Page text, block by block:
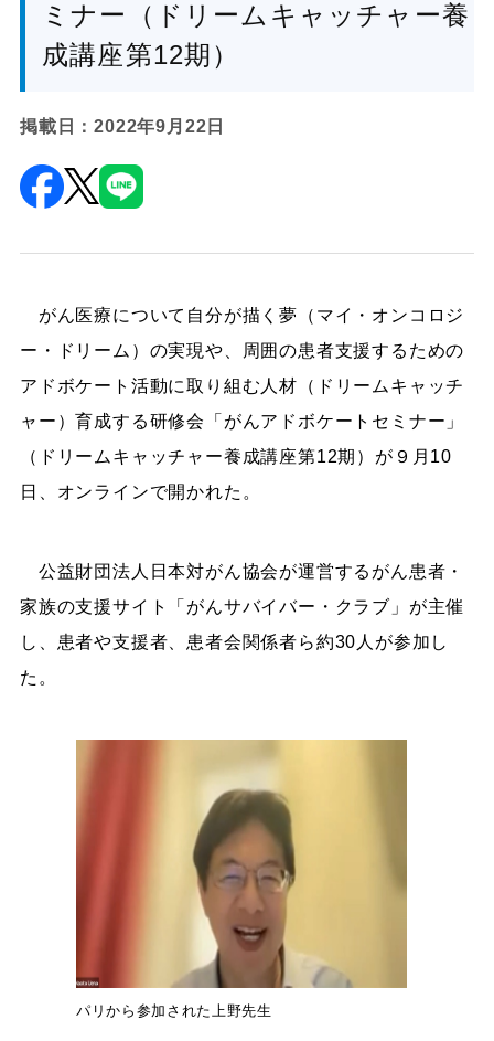
ミナー（ドリームキャッチャー養
成講座第12期）
掲載日：2022年9月22日
がん医療について自分が描く夢（マイ・オンコロジ
ー・ドリーム）の実現や、周囲の患者支援するための
アドボケート活動に取り組む人材（ドリームキャッチ
ャー）育成する研修会「がんアドボケートセミナー」
（ドリームキャッチャー養成講座第12期）が９月10
日、オンラインで開かれた。
公益財団法人日本対がん協会が運営するがん患者・
家族の支援サイト「がんサバイバー・クラブ」が主催
し、患者や支援者、患者会関係者ら約30人が参加し
た。
パリから参加された上野先生